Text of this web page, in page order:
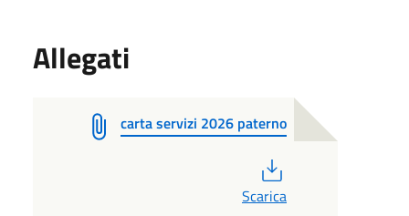
Allegati
carta servizi 2026 paterno
Scarica